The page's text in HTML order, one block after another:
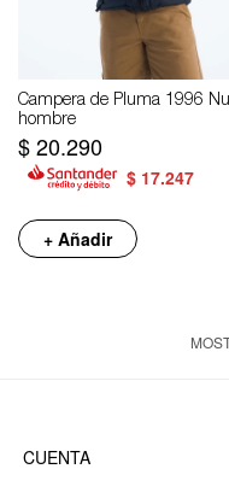
Campera de Pluma 1996
hombre
$20.290
$ 17.247
+ Añadir
CUENTA